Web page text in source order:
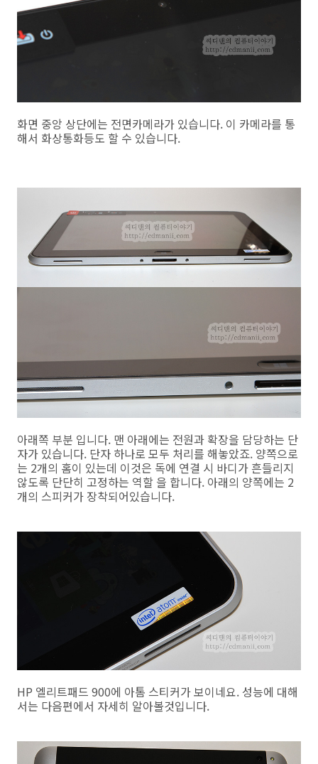
화면 중앙 상단에는 전면카메라가 있습니다. 이 카메라를 통
해서 화상통화등도 할 수 있습니다.
아래쪽 부분 입니다. 맨 아래에는 전원과 확장을 담당하는 단
자가 있습니다. 단자 하나로 모두 처리를 해놓았죠. 양쪽으로
는 2개의 홈이 있는데 이것은 독에 연결 시 바디가 흔들리지
않도록 단단히 고정하는 역할 을 합니다. 아래의 양쪽에는 2
개의 스피커가 장착되어있습니다.
HP 엘리트패드 900에 아톰 스티커가 보이네요. 성능에 대해
서는 다음편에서 자세히 알아볼것입니다.